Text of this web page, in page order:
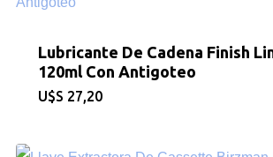
Lubricante De Cadena Finish
120ml Con Antigoteo
$ 27,20